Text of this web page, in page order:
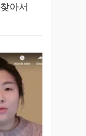
아서